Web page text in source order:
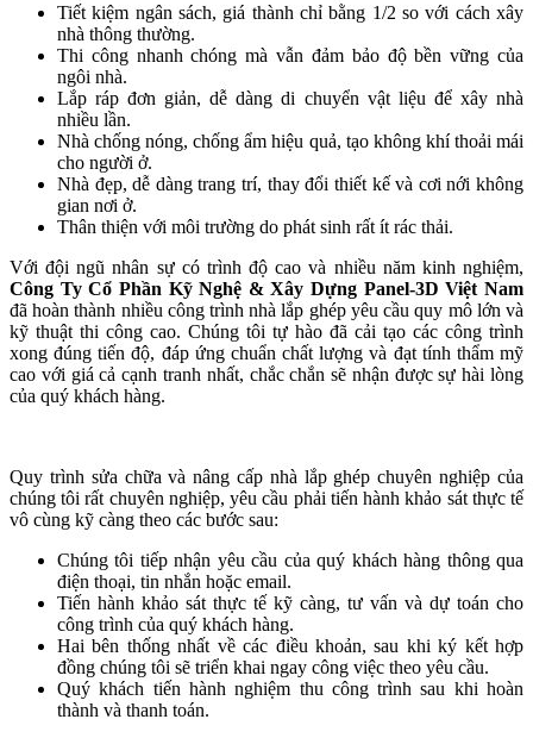
Tiết kiệm ngân sách, giá thành chỉ bằng 1/2 so với cách xây
nhà thông thường.
Thi công nhanh chóng mà vẫn đảm bảo độ bền vững của
ngôi nhà.
Lắp ráp đơn giản, dễ dàng di chuyển vật liệu để xây nhà
nhiều lần.
Nhà chống nóng, chống ẩm hiệu quả, tạo không khí thoải mái
cho người ở.
Nhà đẹp, dễ dàng trang trí, thay đổi thiết kế và cơi nới không
gian nơi ở.
Thân thiện với môi trường do phát sinh rất ít rác thải.
Với đội ngũ nhân sự có trình độ cao và nhiều năm kinh nghiệm,
Công Ty Cổ Phần Kỹ Nghệ & Xây Dựng Panel-3D Việt Nam
đã hoàn thành nhiều công trình nhà lắp ghép yêu cầu quy mô lớn và
kỹ thuật thi công cao. Chúng tôi tự hào đã cải tạo các công trình
xong đúng tiến độ, đáp ứng chuẩn chất lượng và đạt tính thẩm mỹ
cao với giá cả cạnh tranh nhất, chắc chắn sẽ nhận được sự hài lòng
của quý khách hàng.
Quy trình sửa chữa và nâng cấp nhà lắp ghép chuyên nghiệp của
chúng tôi rất chuyên nghiệp, yêu cầu phải tiến hành khảo sát thực tế
vô cùng kỹ càng theo các bước sau:
Chúng tôi tiếp nhận yêu cầu của quý khách hàng thông qua
điện thoại, tin nhắn hoặc email.
Tiến hành khảo sát thực tế kỹ càng, tư vấn và dự toán cho
công trình của quý khách hàng.
Hai bên thống nhất về các điều khoản, sau khi ký kết hợp
đồng chúng tôi sẽ triển khai ngay công việc theo yêu cầu.
Quý khách tiến hành nghiệm thu công trình sau khi hoàn
thành và thanh toán.